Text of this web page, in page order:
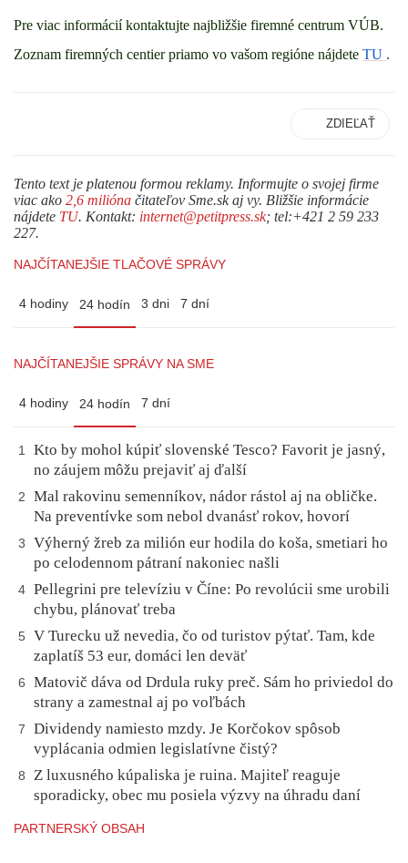
Pre viac informácií kontaktujte najbližšie firemné centrum VÚB.
Zoznam firemných centier priamo vo vašom regióne nájdete TU .
ZDIEĽAŤ
Tento text je platenou formou reklamy. Informujte o svojej firme
viac ako 2,6 milióna čitateľov Sme.sk aj vy. Bližšie informácie
nájdete TU. Kontakt: internet@petitpress.sk; tel:+421 2 59 233
227.
NAJČÍTANEJŠIE TLAČOVÉ SPRÁVY
4 hodiny 24 hodín 3 dni 7 dní
NAJČÍTANEJŠIE SPRÁVY NA SME
4 hodiny 24 hodín 7 dní
1
Kto by mohol kúpiť slovenské Tesco? Favorit je jasný,
no záujem môžu prejaviť aj ďalší
2
Mal rakovinu semenníkov, nádor rástol aj na obličke.
Na preventívke som nebol dvanásť rokov, hovorí
3
Výherný žreb za milión eur hodila do koša, smetiari ho
po celodennom pátraní nakoniec našli
4 Pellegrini pre televíziu v Číne: Po revolúcii sme urobili
chybu, plánovať treba
5
V Turecku už nevedia, čo od turistov pýtať. Tam, kde
zaplatíš 53 eur, domáci len deväť
6
Matovič dáva od Drdula ruky preč. Sám ho priviedol do
strany a zamestnal aj po voľbách
7
Dividendy namiesto mzdy. Je Korčokov spôsob
vyplácania odmien legislatívne čistý?
8
Z luxusného kúpaliska je ruina. Majiteľ reaguje
sporadicky, obec mu posiela výzvy na úhradu daní
PARTNERSKÝ OBSAH